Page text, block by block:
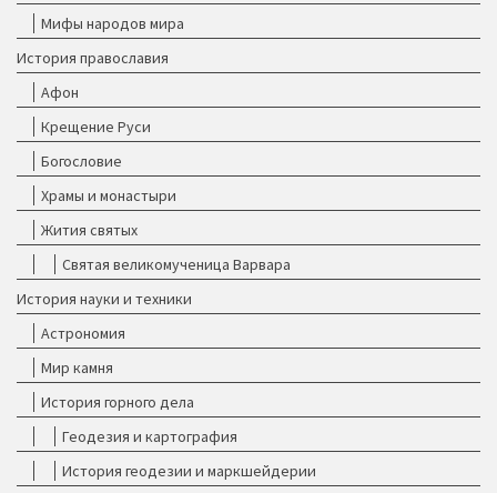
Мифы народов мира
История православия
Афон
Крещение Руси
Богословие
Храмы и монастыри
Жития святых
Святая великомученица Варвара
История науки и техники
Астрономия
Мир камня
История горного дела
Геодезия и картография
История геодезии и маркшейдерии